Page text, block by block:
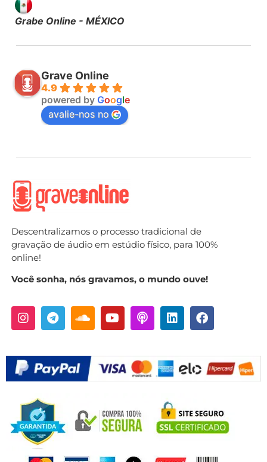
Grabe Online - MÉXICO
Grave Online
4.9
powered by Google
avalie-nos no
Descentralizamos o processo tradicional de
gravação de áudio em estúdio físico, para 100%
online!
Você sonha, nós gravamos, o mundo ouve!